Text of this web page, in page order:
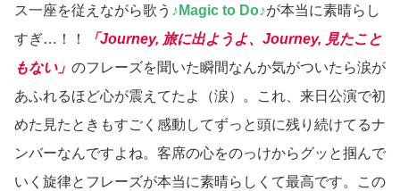
ス一座を従えながら歌う ♪Magic to Do♪が本当に素晴らし
すぎ…！！
「Journey, 旅に出ようよ、Journey, 見たこと
もない」 のフレーズを聞いた瞬間なんか気がついたら涙が
あふれるほど心が震えてたよ（涙）。これ、来日公演で初
めた見たときもすごく感動してずっと頭に残り続けてるナ
ンバーなんですよね。客席の心をのっけからグッと掴んで
いく旋律とフレーズが本当に素晴らしくて最高です。この